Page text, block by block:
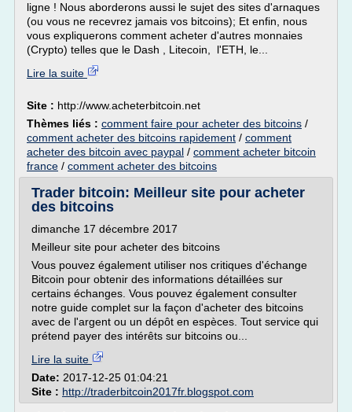
ligne ! Nous aborderons aussi le sujet des sites d'arnaques
(ou vous ne recevrez jamais vos bitcoins); Et enfin, nous
vous expliquerons comment acheter d'autres monnaies
(Crypto) telles que le Dash , Litecoin, l'ETH, le...
Lire la suite
Site : http://www.acheterbitcoin.net
Thèmes liés : comment faire pour acheter des bitcoins /
comment acheter des bitcoins rapidement / comment
acheter des bitcoin avec paypal / comment acheter bitcoin
france / comment acheter des bitcoins
Trader bitcoin: Meilleur site pour acheter
des bitcoins
dimanche 17 décembre 2017
Meilleur site pour acheter des bitcoins
Vous pouvez également utiliser nos critiques d'échange
Bitcoin pour obtenir des informations détaillées sur
certains échanges. Vous pouvez également consulter
notre guide complet sur la façon d'acheter des bitcoins
avec de l'argent ou un dépôt en espèces. Tout service qui
prétend payer des intérêts sur bitcoins ou...
Lire la suite
Date: 2017-12-25 01:04:21
Site : http://traderbitcoin2017fr.blogspot.com